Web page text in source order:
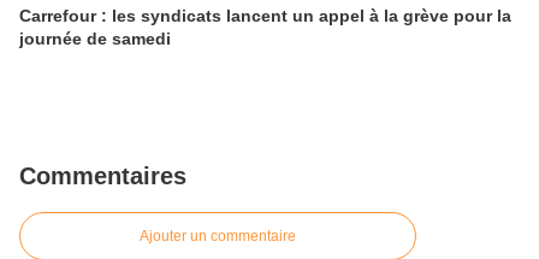
Carrefour : les syndicats lancent un appel à la grève pour la
journée de samedi
Commentaires
Ajouter un commentaire